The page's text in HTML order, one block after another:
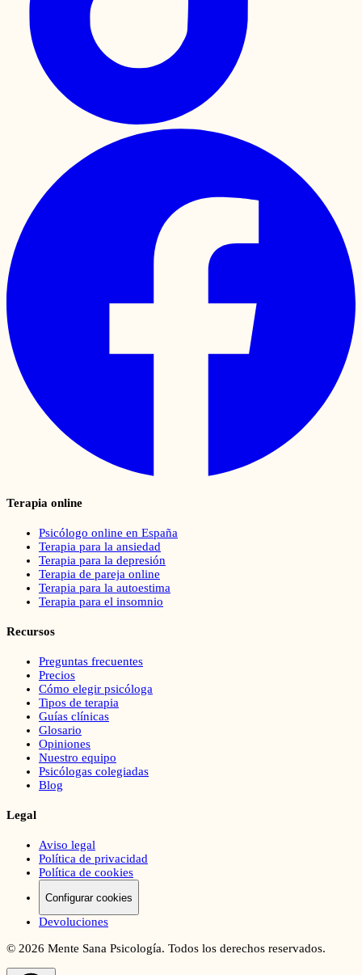
Terapia online
Psicólogo online en España
Terapia para la ansiedad
Terapia para la depresión
Terapia de pareja online
Terapia para la autoestima
Terapia para el insomnio
Recursos
Preguntas frecuentes
Precios
Cómo elegir psicóloga
Tipos de terapia
Guías clínicas
Glosario
Opiniones
Nuestro equipo
Psicólogas colegiadas
Blog
Legal
Aviso legal
Política de privacidad
Política de cookies
Configurar cookies
Devoluciones
© 2026 Mente Sana Psicología. Todos los derechos reservados.